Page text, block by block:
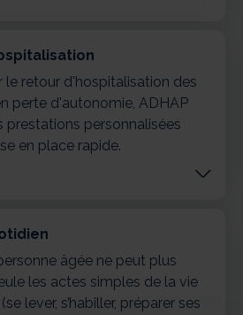
le retour d'hospitalisation des
perte d'autonomie, ADHAP
prestations personnalisées
en place rapide.
âgée ne peut plus
les actes simples de la vie
lever, s’habiller, préparer ses